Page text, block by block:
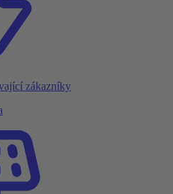
zákazníky